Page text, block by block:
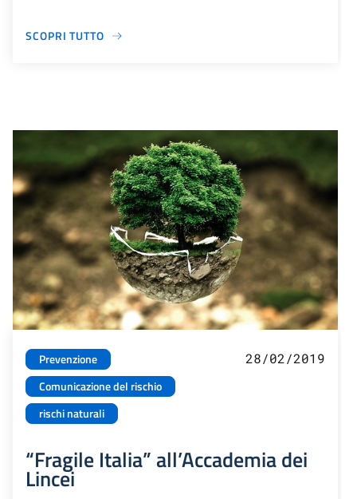
SCOPRI TUTTO
Prevenzione
Comunicazione del rischio
rischi naturali
28/02/2019
“Fragile Italia” all’Accademia dei
Lincei